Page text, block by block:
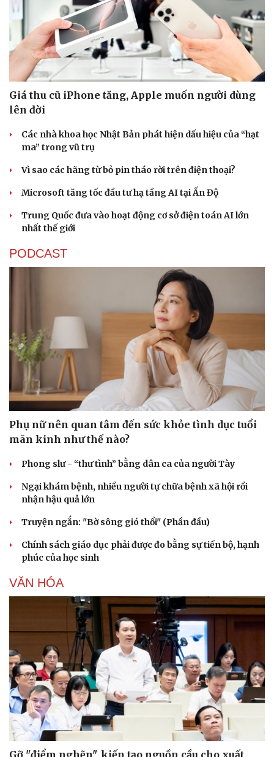
Văn hóa
Sân khấu - Điện ảnh
Âm nhạc
Di sản
Giải trí
Nghệ sĩ
Thời trang
Sao Việt
Giá thu cũ iPhone tăng, Apple muốn người dùng
lên đời
Các nhà khoa học Nhật Bản phát hiện dấu hiệu của “hạt
ma” trong vũ trụ
Vì sao các hãng từ bỏ pin tháo rời trên điện thoại?
Microsoft tăng tốc đầu tư hạ tầng AI tại Ấn Độ
Trung Quốc đưa vào hoạt động cơ sở điện toán AI lớn
nhất thế giới
PODCAST
Phụ nữ nên quan tâm đến sức khỏe tình dục tuổi
mãn kinh như thế nào?
Phong slư - “thư tình” bằng dân ca của người Tày
Ngại khám bệnh, nhiều người tự chữa bệnh xã hội rồi
nhận hậu quả lớn
Truyện ngắn: "Bờ sông gió thổi" (Phần đầu)
Chính sách giáo dục phải được đo bằng sự tiến bộ, hạnh
phúc của học sinh
VĂN HÓA
Gỡ "điểm nghẽn", kiến tạo nguồn cầu cho xuất